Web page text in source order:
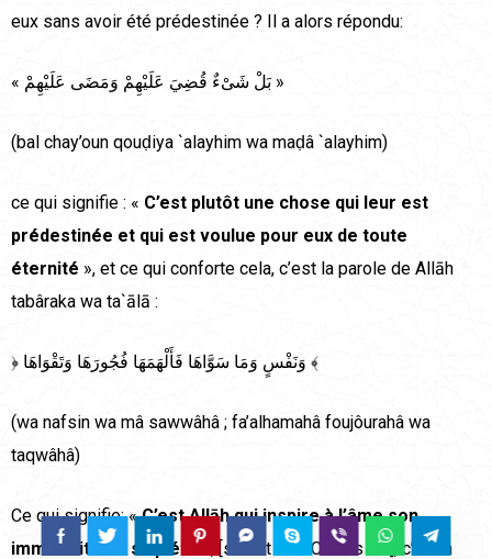
eux sans avoir été prédestinée ? Il a alors répondu:
« بَلْ شَىْءٌ قُضِيَ عَلَيْهِمْ وَمَضَى عَلَيْهِمْ »
(bal chay’oun qouḍiya `alayhim wa maḍâ `alayhim)
ce qui signifie : « C’est plutôt une chose qui leur est
prédestinée et qui est voulue pour eux de toute
éternité », et ce qui conforte cela, c’est la parole de Allāh
tabâraka wa ta`ālā :
﴿ وَنَفْسٍ وَمَا سَوَّاهَا فَأَلْهَمَهَا فُجُورَهَا وَتَقْوَاهَا ﴾
(wa nafsin wa mâ sawwâhâ ; fa’alhamahâ foujôurahâ wa
taqwâhâ)
Ce qui signifie: «C’est Allāh qui inspire à l’âme son
immoralité ou sa piété
», [sourat Ach-Chams / 7], c’est à